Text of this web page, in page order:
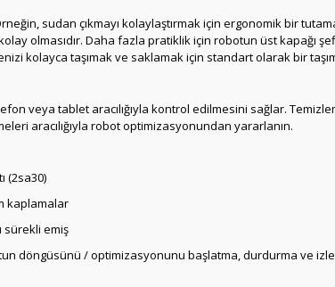
sudan çıkmayı kolaylaştırmak için ergonomik bir
olmasıdır. Daha fazla pratiklik için robotun üst kapağı
kolayca taşımak ve saklamak için standart olarak bir
veya tablet aracılığıyla kontrol edilmesini sağlar.
aracılığıyla robot optimizasyonundan yararlanın.
(2sa30)
kaplamalar
sürekli emiş
döngüsünü / optimizasyonunu başlatma, durdurma ve